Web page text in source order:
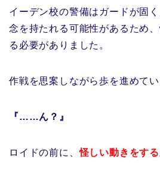
イーデン校の警備はガードが固
念を持たれる可能性があるため
る必要がありました。
作戦を思案しながら歩を進めて
『……ん？』
ロイドの前に、怪しい動きをする